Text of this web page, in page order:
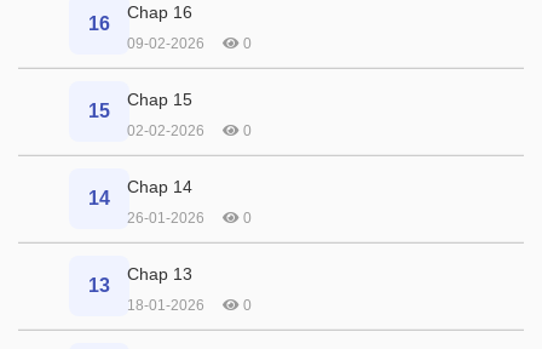
16
Chap 16
09-02-2026 0
15
Chap 15
02-02-2026 0
14
Chap 14
26-01-2026 0
13
Chap 13
18-01-2026 0